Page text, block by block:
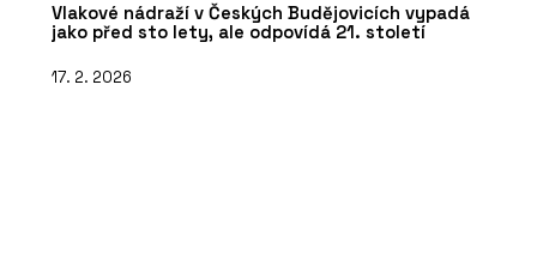
Vlakové nádraží v Českých Budějovicích vypadá
jako před sto lety, ale odpovídá 21. století
17. 2. 2026